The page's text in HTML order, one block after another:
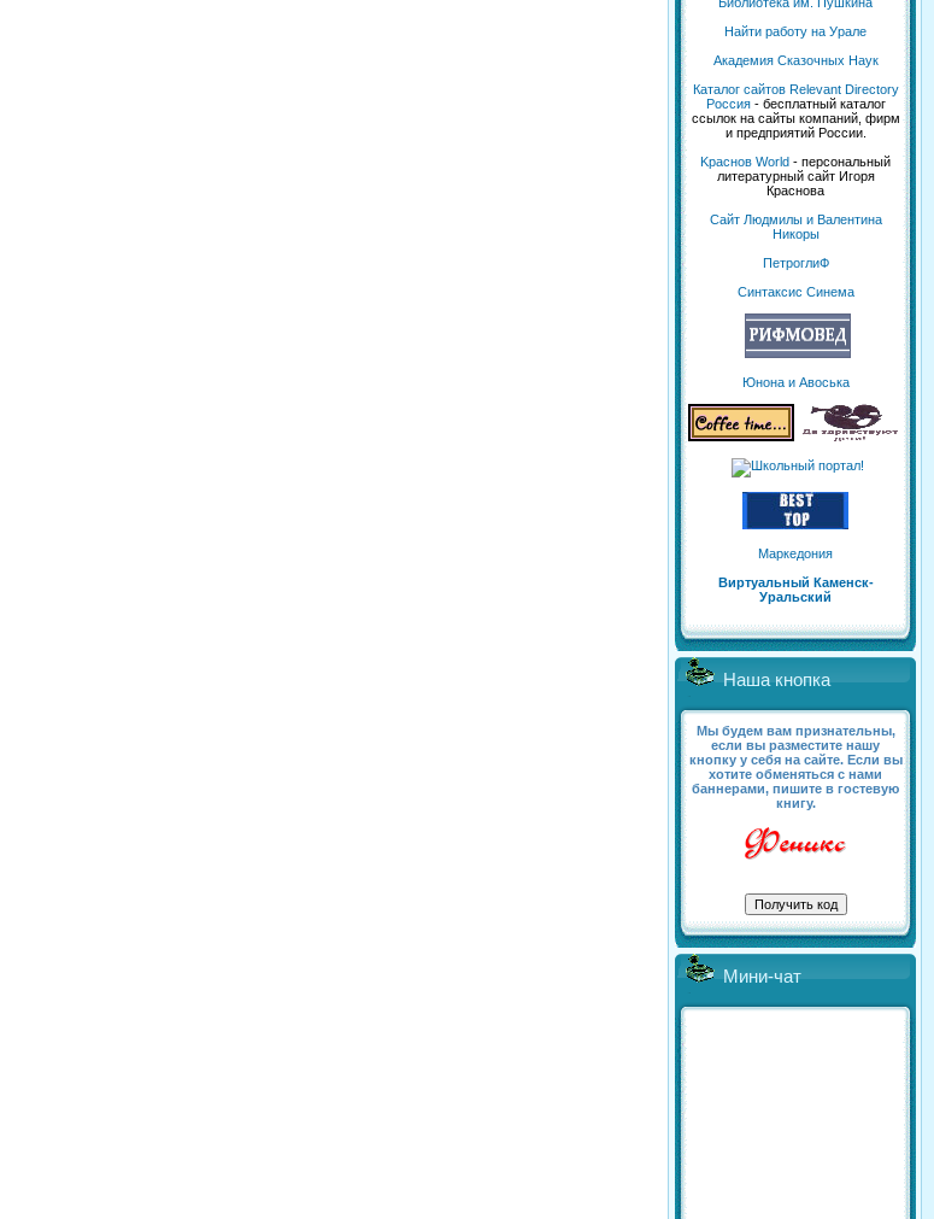
Найти работу на Урале
Академия Сказочных Наук
Каталог сайтов Relevant Directory
Россия- бесплатный каталог
ссылок на сайты компаний, фирм
и предприятий России.
Kраснов World - персональный
литературный сайт Игоря
Краснова
Сайт Людмилы и Валентина
Никоры
ПетроглиФ
Синтаксис Синема
Юнона и Авоська
Маркедония
Виртуальный Каменск-
Уральский
Наша кнопка
Мы будем вам признательны,
если вы разместите нашу
кнопку у себя на сайте. Если вы
хотите обменяться с нами
баннерами, пишите в гостевую
книгу.
Мини-чат